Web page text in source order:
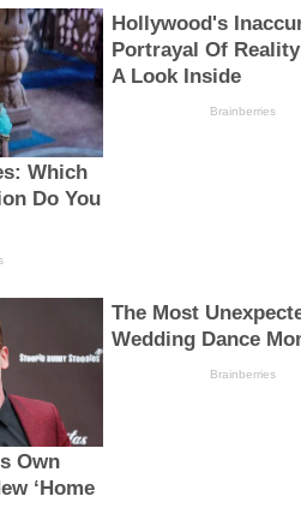
Which
Do You
Hollywood's
Portrayal Of Reality
A Look Inside
Brainberries
Own
‘Home
The Most
Wedding Dance
Brainberries